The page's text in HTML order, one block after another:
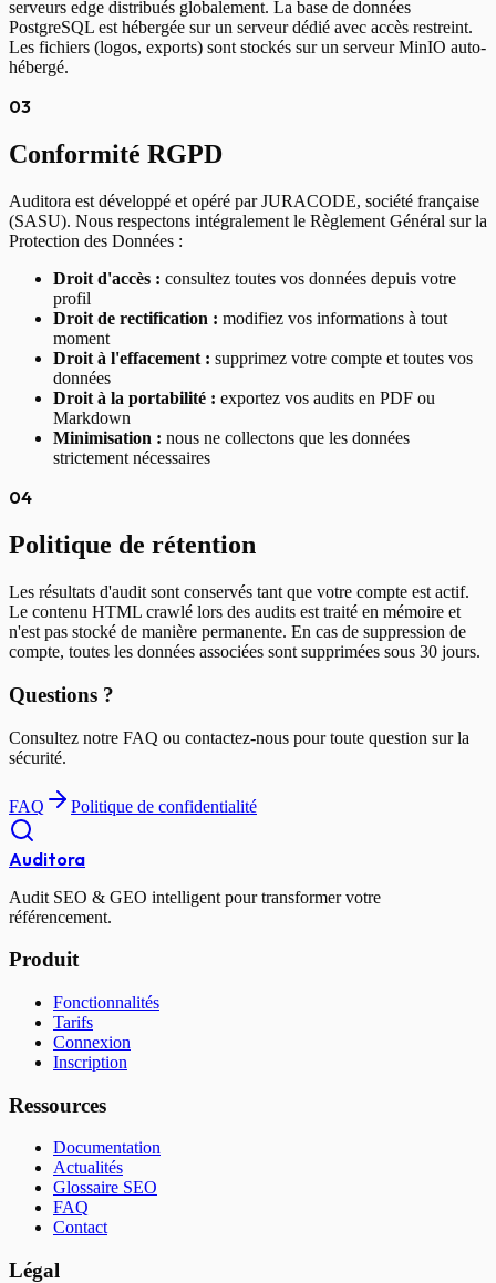
serveurs edge distribués globalement. La base de données
PostgreSQL est hébergée sur un serveur dédié avec accès restreint.
Les fichiers (logos, exports) sont stockés sur un serveur MinIO auto-
hébergé.
03
Conformité RGPD
Auditora est développé et opéré par JURACODE, société française
(SASU). Nous respectons intégralement le Règlement Général sur la
Protection des Données :
Droit d'accès : consultez toutes vos données depuis votre
profil
Droit de rectification : modifiez vos informations à tout
moment
Droit à l'effacement : supprimez votre compte et toutes vos
données
Droit à la portabilité : exportez vos audits en PDF ou
Markdown
Minimisation : nous ne collectons que les données
strictement nécessaires
04
Politique de rétention
Les résultats d'audit sont conservés tant que votre compte est actif.
Le contenu HTML crawlé lors des audits est traité en mémoire et
n'est pas stocké de manière permanente. En cas de suppression de
compte, toutes les données associées sont supprimées sous 30 jours.
Questions ?
Consultez notre FAQ ou contactez-nous pour toute question sur la
sécurité.
FAQ Politique de confidentialité
Auditora
Audit SEO & GEO intelligent pour transformer votre
référencement.
Produit
Fonctionnalités
Tarifs
Connexion
Inscription
Ressources
Documentation
Actualités
Glossaire SEO
FAQ
Contact
Légal